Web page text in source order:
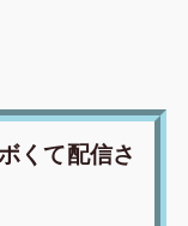
くて配信さ